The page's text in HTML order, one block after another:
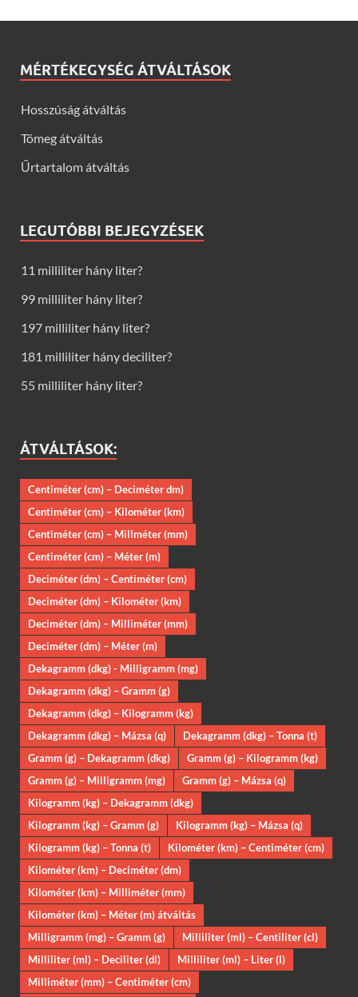
MÉRTÉKEGYSÉG ÁTVÁLTÁSOK
Hosszúság átváltás
Tömeg átváltás
Űrtartalom átváltás
LEGUTÓBBI BEJEGYZÉSEK
11 milliliter hány liter?
99 milliliter hány liter?
197 milliliter hány liter?
181 milliliter hány deciliter?
55 milliliter hány liter?
ÁTVÁLTÁSOK:
Centiméter (cm) – Deciméter dm)
Centiméter (cm) – Kilométer (km)
Centiméter (cm) – Millméter (mm)
Centiméter (cm) – Méter (m)
Deciméter (dm) – Centiméter (cm)
Deciméter (dm) – Kilométer (km)
Deciméter (dm) – Milliméter (mm)
Deciméter (dm) – Méter (m)
Dekagramm (dkg) - Milligramm (mg)
Dekagramm (dkg) – Gramm (g)
Dekagramm (dkg) – Kilogramm (kg)
Dekagramm (dkg) – Mázsa (q)
Dekagramm (dkg) – Tonna (t)
Gramm (g) – Dekagramm (dkg)
Gramm (g) – Kilogramm (kg)
Gramm (g) – Milligramm (mg)
Gramm (g) – Mázsa (q)
Kilogramm (kg) – Dekagramm (dkg)
Kilogramm (kg) – Gramm (g)
Kilogramm (kg) – Mázsa (q)
Kilogramm (kg) – Tonna (t)
Kilométer (km) – Centiméter (cm)
Kilométer (km) – Deciméter (dm)
Kilométer (km) – Milliméter (mm)
Kilométer (km) – Méter (m) átváltás
Milligramm (mg) – Gramm (g)
Milliliter (ml) – Centiliter (cl)
Milliliter (ml) – Deciliter (dl)
Milliliter (ml) – Liter (l)
Milliméter (mm) – Centiméter (cm)